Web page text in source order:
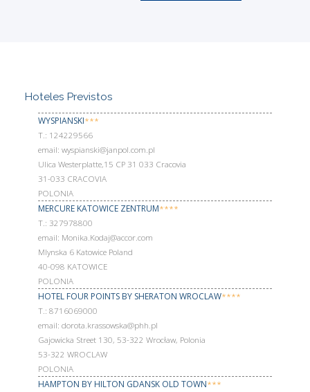
Hoteles Previstos
WYSPIANSKI***
Т.: 124229566
email: wyspianski@janpol.com.pl
Ulica Westerplatte,15 CP 31 033 Cracovia
31-033 CRACOVIA
POLONIA
MERCURE KATOWICE ZENTRUM****
Т.: 327978800
email: Monika.Kodaj@accor.com
Mlynska 6 Katowice Poland
40-098 KATOWICE
POLONIA
HOTEL FOUR POINTS BY SHERATON WROCLAW****
Т.: 8716069000
email: dorota.krassowska@phh.pl
Gajowicka Street 130, 53-322 Wrocław, Polonia
53-322 WROCLAW
POLONIA
HAMPTON BY HILTON GDANSK OLD TOWN***